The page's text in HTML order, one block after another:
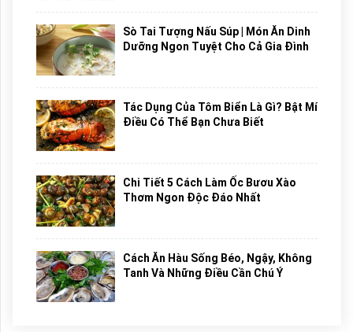
Sò Tai Tượng Nấu Súp | Món Ăn Dinh
Dưỡng Ngon Tuyệt Cho Cả Gia Đình
Tác Dụng Của Tôm Biển Là Gì? Bật Mí
Điều Có Thể Bạn Chưa Biết
Chi Tiết 5 Cách Làm Ốc Bươu Xào
Thơm Ngon Độc Đáo Nhất
Cách Ăn Hàu Sống Béo, Ngậy, Không
Tanh Và Những Điều Cần Chú Ý